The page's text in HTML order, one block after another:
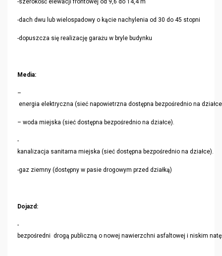
-szerokość elewacji frontowej od 9,6 do 14,4 m
-dach dwu lub wielospadowy o kącie nachylenia od 30 do 45 stopni
-dopuszcza się realizację garażu w bryle budynku
Media:
–
energia elektryczna (sieć napowietrzna dostępna bezpośrednio na
– woda miejska (sieć dostępna bezpośrednio na działce).
-
kanalizacja sanitarna miejska (sieć dostępna bezpośrednio na działce).
-gaz ziemny (dostępny w pasie drogowym przed działką)
Dojazd:
-
bezpośredni drogą publiczną o nowej nawierzchni asfaltowej i niskim